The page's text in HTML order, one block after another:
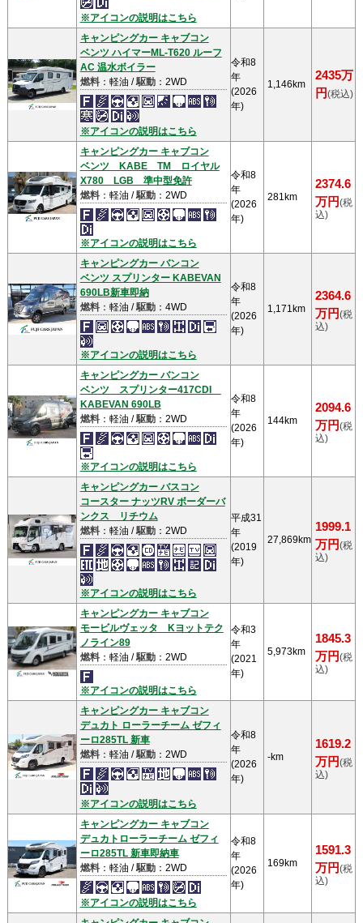
※アイコンの説明はこちら
キャンピングカー キャブコン
ベンツ ハイマーML-T620 ルーフ
AC 温水ボイラー
燃料：軽油 /駆動：2WD
※アイコンの説明はこちら
令和8
年
(2026
年)
1,146km
2435万
円(税込)
キャンピングカー キャブコン
ベンツ KABE TM ロイヤル
X780 LGB 準中型免許
燃料：軽油 /駆動：2WD
※アイコンの説明はこちら
令和8
年
(2026
年)
281km
2374.6
万円(税
込)
キャンピングカー バンコン
ベンツ スプリンター KABEVAN
690LB新車即納
燃料：軽油 /駆動：4WD
※アイコンの説明はこちら
令和8
年
(2026
年)
1,171km
2364.6
万円(税
込)
キャンピングカー バンコン
ベンツ スプリンター417CDI
KABEVAN 690LB
燃料：軽油 /駆動：2WD
※アイコンの説明はこちら
令和8
年
(2026
年)
144km
2094.6
万円(税
込)
キャンピングカー バスコン
コースター ナッツRV ボーダーバ
ンクス リチウム
燃料：軽油 /駆動：2WD
※アイコンの説明はこちら
平成31
年
(2019
年)
27,869km
1999.1
万円(税
込)
キャンピングカー キャブコン
モービルヴェッタ Kヨットテク
ノライン89
燃料：軽油 /駆動：2WD
※アイコンの説明はこちら
令和3
年
(2021
年)
5,973km
1845.3
万円(税
込)
キャンピングカー キャブコン
デュカト ローラーチーム ゼフィ
ーロ285TL 新車
燃料：軽油 /駆動：2WD
※アイコンの説明はこちら
令和8
年
(2026
年)
-km
1619.2
万円(税
込)
キャンピングカー キャブコン
デュカトローラーチーム ゼフィ
ーロ285TL 新車即納車
燃料：軽油 /駆動：2WD
※アイコンの説明はこちら
令和8
年
(2026
年)
169km
1591.3
万円(税
込)